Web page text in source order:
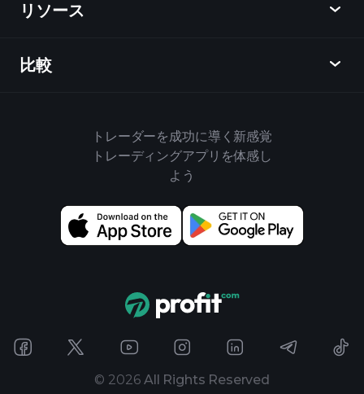
ラーニングハブ
メッセンジャー
外国為替
指数
アフィリエイトプログラム
企業情報
Playtradeについて
ウィジェット
データAPI
広告
リソース
ヘルプセンター
ハウスルール
クッキーポリシー
ディスクロージャー
比較
TradingView
YCharts
Koyfin
トレーダーを成功に導く新感覚
トレーディングアプリを体感し
よう
© 2026 All Rights Reserved